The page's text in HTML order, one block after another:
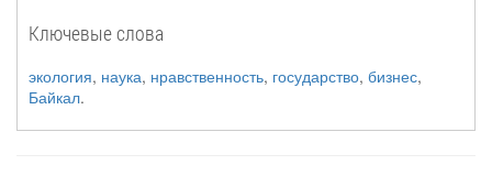
Ключевые слова
экология, наука, нравственность, государство, бизнес,
Байкал.